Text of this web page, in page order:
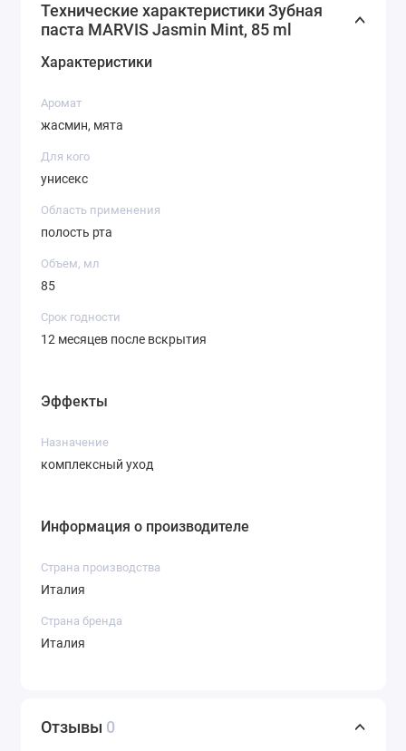
ароматного жасмина и свежей мяты подарит вам
свежее дыхание и отличное настроение на весь день!
Страна бренда:Италия.
Технические характеристики Зубная
паста MARVIS Jasmin Mint, 85 ml
Характеристики
Аромат
жасмин, мята
Для кого
унисекс
Область применения
полость рта
Объем, мл
85
Срок годности
12 месяцев после вскрытия
Эффекты
Назначение
комплексный уход
Информация о производителе
Страна производства
Италия
Страна бренда
Италия
Отзывы 0